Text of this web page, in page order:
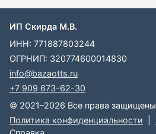
ИП Скирда М.В.
ИНН: 771887803244
ОГРНИП: 320774600014830
info@bazaotts.ru
+7 909 673-62-30
© 2021–2026 Все права
Политика конфиденциальности